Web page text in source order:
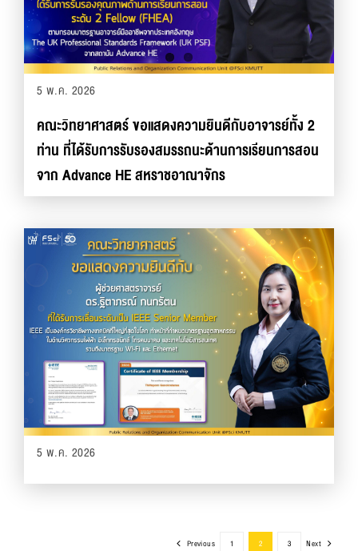
5 พ.ค. 2026
คณะวิทยาศาสตร์ ขอแสดงความยินดีกับอาจารย์ทั้ง 2
ท่าน ที่ได้รับการรับรองสมรรถนะด้านการเรียนการสอน
จาก Advance HE สหราชอาณาจักร
5 พ.ค. 2026
Previous 1 2 3 Next